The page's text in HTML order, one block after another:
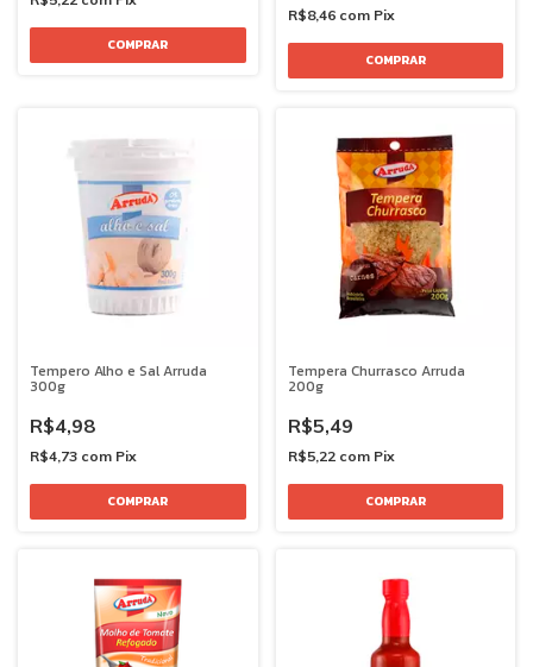
R$8,46 com Pix
Tempero Alho e Sal Arruda
300g
R$4,98
R$4,73 com Pix
Tempera Churrasco Arruda
200g
R$5,49
R$5,22 com Pix